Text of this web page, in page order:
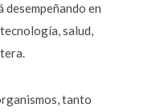
desempeñando en
salud,
tanto